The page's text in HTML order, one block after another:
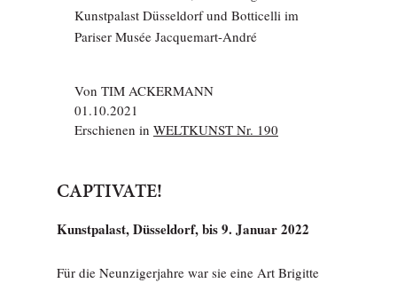
Kunstpalast Düsseldorf und Botticelli im
Pariser Musée Jacquemart-André
Von TIM ACKERMANN
01.10.2021
Erschienen in WELTKUNST Nr. 190
CAPTIVATE!
Kunstpalast, Düsseldorf, bis 9. Januar 2022
Für die Neunzigerjahre war sie eine Art Brigitte